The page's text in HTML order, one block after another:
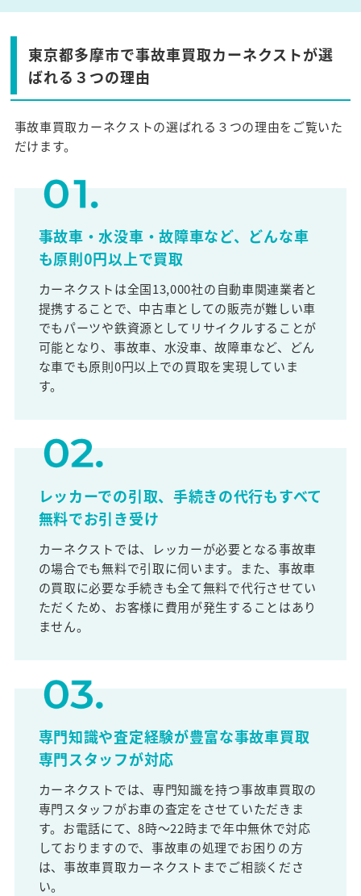
東京都多摩市で事故車買取カーネクストが選
ばれる３つの理由
事故車買取カーネクストの選ばれる３つの理由をご覧いた
だけます。
事故車・水没車・故障車など、どんな車
も原則0円以上で買取
カーネクストは全国13,000社の自動車関連業者と
提携することで、中古車としての販売が難しい車
でもパーツや鉄資源としてリサイクルすることが
可能となり、事故車、水没車、故障車など、どん
な車でも原則0円以上での買取を実現していま
す。
レッカーでの引取、手続きの代行もすべて
無料でお引き受け
カーネクストでは、レッカーが必要となる事故車
の場合でも無料で引取に伺います。また、事故車
の買取に必要な手続きも全て無料で代行させてい
ただくため、お客様に費用が発生することはあり
ません。
専門知識や査定経験が豊富な事故車買取
専門スタッフが対応
カーネクストでは、専門知識を持つ事故車買取の
専門スタッフがお車の査定をさせていただきま
す。お電話にて、8時～22時まで年中無休で対応
しておりますので、事故車の処理でお困りの方
は、事故車買取カーネクストまでご相談くださ
い。